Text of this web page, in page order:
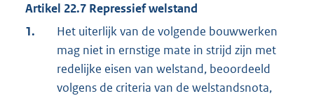
Artikel 22.7 Repressief welstand
1.
Het uiterlijk van de volgende bouwwerken
mag niet in ernstige mate in strijd zijn met
redelijke eisen van welstand, beoordeeld
volgens de criteria van de welstandsnota,